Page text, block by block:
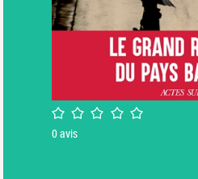
/5
0avis